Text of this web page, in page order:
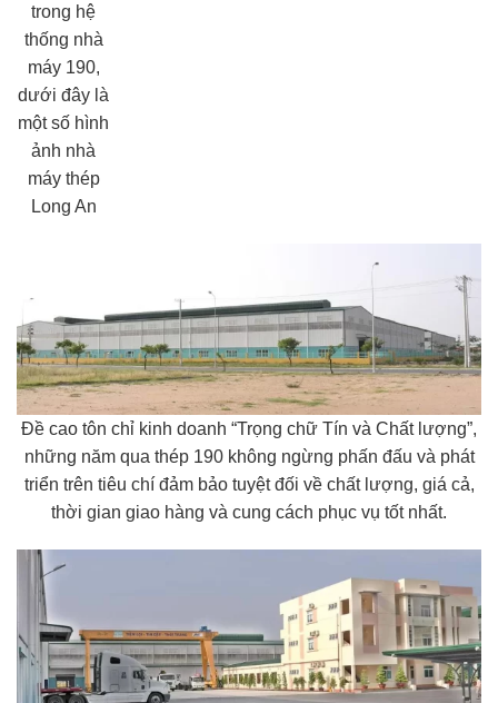
trong hệ
thống nhà
máy 190,
dưới đây là
một số hình
ảnh nhà
máy thép
Long An
Đề cao tôn chỉ kinh doanh “Trọng chữ Tín và Chất lượng”,
những năm qua thép 190 không ngừng phấn đấu và phát
triển trên tiêu chí đảm bảo tuyệt đối về chất lượng, giá cả,
thời gian giao hàng và cung cách phục vụ tốt nhất.